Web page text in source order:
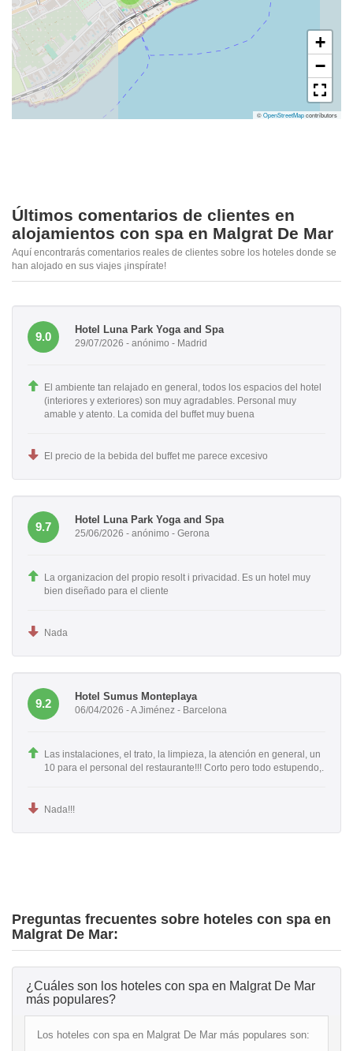
+
−
©OpenStreetMapcontributors
Últimos comentarios de clientes en
alojamientos con spa en Malgrat De Mar
Aquí encontrarás comentarios reales de clientes sobre los hoteles donde se
han alojado en sus viajes ¡inspírate!
9.0
Hotel Luna Park Yoga and Spa
29/07/2026 - anónimo - Madrid
El ambiente tan relajado en general, todos los espacios del hotel
(interiores y exteriores) son muy agradables. Personal muy
amable y atento. La comida del buffet muy buena
El precio de la bebida del buffet me parece excesivo
9.7
Hotel Luna Park Yoga and Spa
25/06/2026 - anónimo - Gerona
La organizacion del propio resolt i privacidad. Es un hotel muy
bien diseñado para el cliente
Nada
9.2
Hotel Sumus Monteplaya
06/04/2026 - A Jiménez - Barcelona
Las instalaciones, el trato, la limpieza, la atención en general, un
10 para el personal del restaurante!!! Corto pero todo estupendo,.
Nada!!!
Preguntas frecuentes sobre hoteles con spa en
Malgrat De Mar:
¿Cuáles son los hoteles con spa en Malgrat De Mar
más populares?
Los hoteles con spa en Malgrat De Mar más populares son: